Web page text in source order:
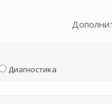
Диагностика